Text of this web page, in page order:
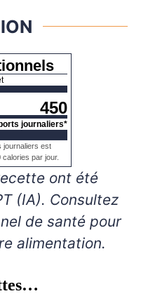
450
journaliers*
journaliers est
par jour.
(IA). Consultez
de santé pour
alimentation.